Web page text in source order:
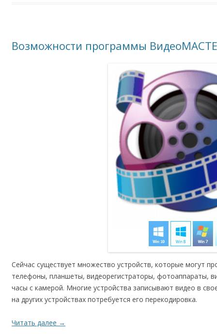
Возможности программы
Сейчас существует множество устройств, которые могут
телефоны, планшеты, видеорегистраторы, фотоаппараты,
часы с камерой. Многие устройства записывают видео в
на других устройствах потребуется его перекодировка.
Читать далее →